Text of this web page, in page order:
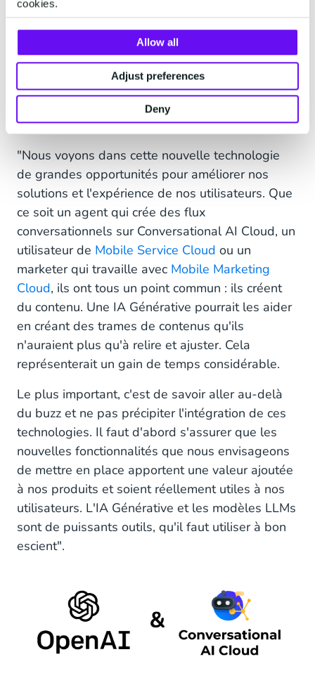
cookies.
Allow all
Adjust preferences
Deny
capacités de nos solutions, qu'est-ce que cela
ces nouveaux modèles ?
Quel rôle peut jouer ChatGPT
dans le Développement de nos
Solutions ?
"Nous voyons dans cette nouvelle technologie
de grandes opportunités pour améliorer nos
solutions et l'expérience de nos utilisateurs. Que
ce soit un agent qui crée des flux
conversationnels sur Conversational AI Cloud, un
utilisateur de Mobile Service Cloud ou un
marketer qui travaille avec Mobile Marketing
Cloud, ils ont tous un point commun : ils créent
du contenu. Une IA Générative pourrait les aider
en créant des trames de contenus qu'ils
n'auraient plus qu'à relire et ajuster. Cela
représenterait un gain de temps considérable.
Le plus important, c'est de savoir aller au-delà
du buzz et ne pas précipiter l'intégration de ces
technologies. Il faut d'abord s'assurer que les
nouvelles fonctionnalités que nous envisageons
de mettre en place apportent une valeur ajoutée
à nos produits et soient réellement utiles à nos
utilisateurs. L'IA Générative et les modèles LLMs
sont de puissants outils, qu'il faut utiliser à bon
escient".